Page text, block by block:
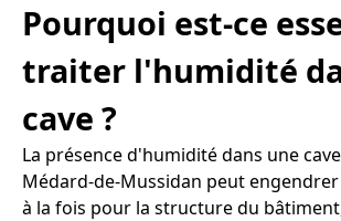
Pourquoi est-ce
traiter l'humidité
cave ?
La présence d'humidité dans une
Médard-de-Mussidan peut
à la fois pour la structure du